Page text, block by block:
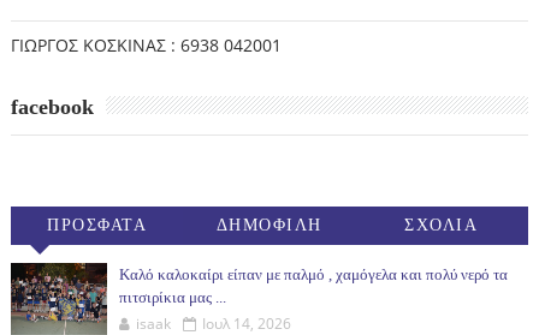
ΓΙΩΡΓΟΣ ΚΟΣΚΙΝΑΣ : 6938 042001
facebook
ΠΡΟΣΦΑΤΑ ΔΗΜΟΦΙΛΗ ΣΧΟΛΙΑ
Καλό καλοκαίρι είπαν με παλμό , χαμόγελα και πολύ νερό τα
πιτσιρίκια μας ...
isaak Ιουλ 14, 2026